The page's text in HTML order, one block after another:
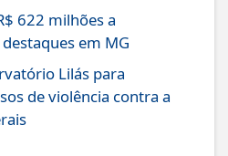
622 milhões a
em MG
Lilás para
de violência contra a